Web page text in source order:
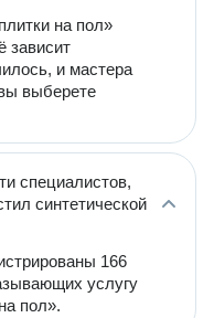
на пол»
зависит
и мастера
выберете
специалистов,
синтетической
166
услугу
пол».